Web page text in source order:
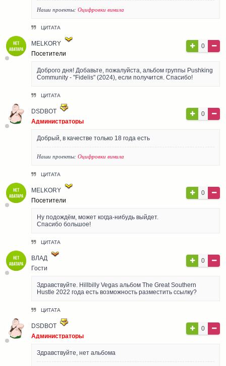
Наши проекты: Оцифровки винила
ЦИТАТА
MELKORY
Посетители
0
Доброго дня! Добавьте, пожалуйста, альбом группы Pushking
Community - "Fidelis" (2024), если получится. Спасибо!
ЦИТАТА
DSDBOT
Администраторы
0
Добрый, в качестве только 18 года есть
Наши проекты: Оцифровки винила
ЦИТАТА
MELKORY
Посетители
0
Ну подождём, может когда-нибудь выйдет.
Спасибо большое!
ЦИТАТА
ВЛАД
Гости
0
Здравствуйте. Hillbilly Vegas альбом The Great Southern
Hustle 2022 года есть возможность разместить ссылку?
ЦИТАТА
DSDBOT
Администраторы
0
Здравствуйте, нет альбома